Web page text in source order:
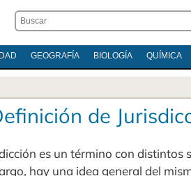
GEOGRAFÍA BIOLOGÍA QUÍMICA
de
es un término con distintos
hay una idea general del